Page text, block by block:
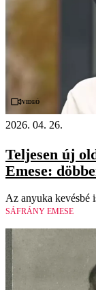
Videó
2026. 04. 26.
Teljesen új
Emese:
Az anyuka kevésbé
SÁFRÁNY EMESE